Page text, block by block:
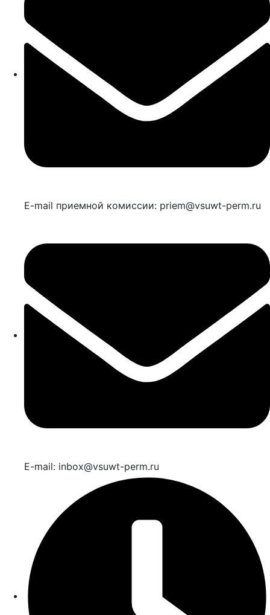
E-mail приемной комиссии: priem@vsuwt-perm.ru
E-mail: inbox@vsuwt-perm.ru